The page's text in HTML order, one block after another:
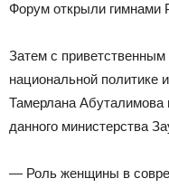
Форум открыли гимнами
Затем с
национальной политике
Тамерлана Абуталимова
данного министерства
— Роль женщины в